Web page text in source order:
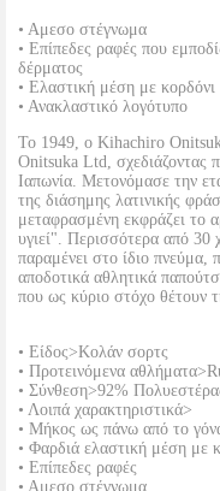
• Αμεσο στέγνωμα
• Επίπεδες ραφές που
δέρματος
• Ελαστική μέση με
• Ανακλαστικό λογότυπο
Το 1949, ο Kihachiro
Onitsuka Ltd, σχεδιάζοντας
Ιαπωνία. Μετονόμασε την
της διάσημης λατινικής
μεταφρασμένη εκφράζει το
υγιεί". Περισσότερα από 30
παραμένει στο ίδιο
αποδοτικά αθλητικά
που ως κύριο στόχο θέτουν
• Είδος>Κολάν σορτς
• Προτεινόμενα
• Σύνθεση>92%
• Λοιπά χαρακτηριστικά>
• Μήκος ως πάνω από το
• Φαρδιά ελαστική μέση με
• Επίπεδες ραφές
• Αμεσο στέγνωμα